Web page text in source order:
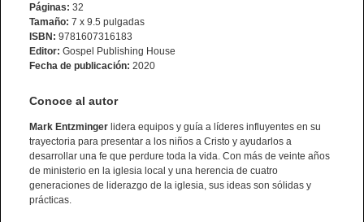
Páginas: 32
Tamaño: 7 x 9.5 pulgadas
ISBN: 9781607316183
Editor: Gospel Publishing House
Fecha de publicación: 2020
Conoce al autor
Mark Entzminger lidera equipos y guía a líderes influyentes en su
trayectoria para presentar a los niños a Cristo y ayudarlos a
desarrollar una fe que perdure toda la vida. Con más de veinte años
de ministerio en la iglesia local y una herencia de cuatro
generaciones de liderazgo de la iglesia, sus ideas son sólidas y
prácticas.